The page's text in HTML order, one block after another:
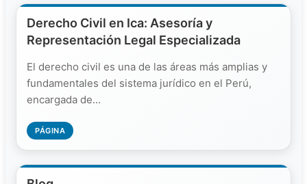
Derecho Civil en Ica: Asesoría y
Representación Legal Especializada
El derecho civil es una de las áreas más amplias y
fundamentales del sistema jurídico en el Perú,
encargada de...
PÁGINA